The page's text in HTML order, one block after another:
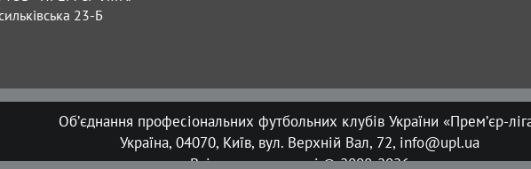
23-Б
Об’єднання професіональних футбольних клубів України «Прем’єр-
Україна, 04070, Київ, вул. Верхній Вал, 72, info@upl.ua
Всі права захищені © 2008-2026